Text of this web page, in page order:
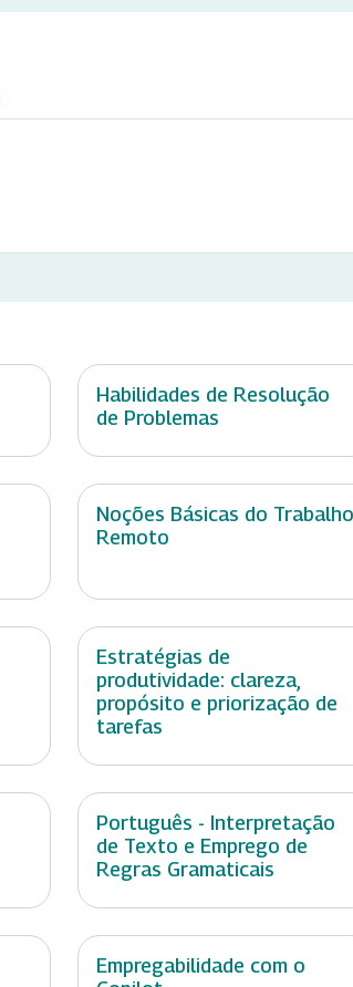
Habilidades de Resolução
de Problemas
Noções Básicas do Trabalho
Remoto
Estratégias de
produtividade: clareza,
propósito e priorização de
tarefas
Português - Interpretação
de Texto e Emprego de
Regras Gramaticais
Empregabilidade com o